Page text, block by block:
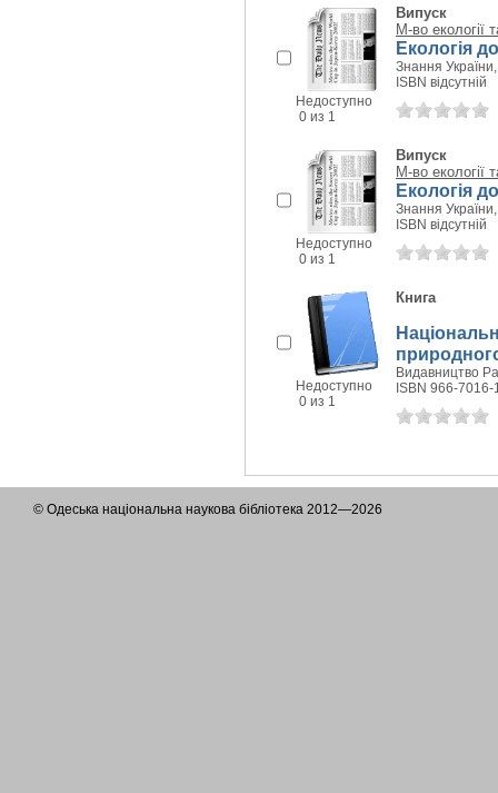
Недоступно
0 из 1
Випуск
М-во екології
Екологія
Знання
ISBN відсутній
Недоступно
0 из 1
Випуск
М-во екології
Екологія
Знання
ISBN відсутній
Недоступно
0 из 1
Книга
Видавництво
ISBN 966-7016-
© Одеська національна наукова бібліотека 2012—2026